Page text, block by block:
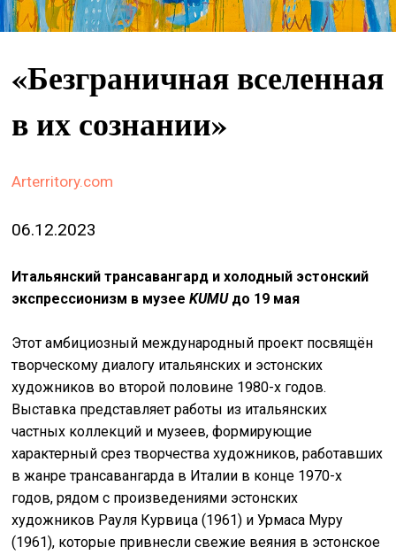
«Безграничная вселенная
в их сознании»
Arterritory.com
06.12.2023
Итальянский трансавангард и холодный эстонский
экспрессионизм в музееKUMUдо 19 мая
Этот амбициозный международный проект посвящён
творческому диалогу итальянских и эстонских
художников во второй половине 1980-х годов.
Выставка представляет работы из итальянских
частных коллекций и музеев, формирующие
характерный срез творчества художников, работавших
в жанре трансавангарда в Италии в конце 1970-х
годов, рядом с произведениями эстонских
художников Рауля Курвица (1961) и Урмаса Муру
(1961), которые привнесли свежие веяния в эстонское